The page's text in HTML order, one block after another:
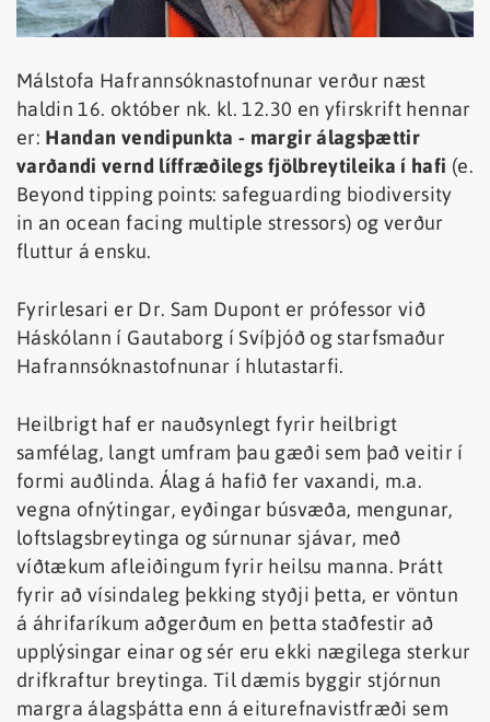
Málstofa Hafrannsóknastofnunar verður næst
haldin 16. október nk. kl. 12.30 en yfirskrift hennar
er: Handan vendipunkta - margir álagsþættir
varðandi vernd líffræðilegs fjölbreytileika í hafi (e.
Beyond tipping points: safeguarding biodiversity
in an ocean facing multiple stressors) og verður
fluttur á ensku.
Fyrirlesari er Dr. Sam Dupont er prófessor við
Háskólann í Gautaborg í Svíþjóð og starfsmaður
Hafrannsóknastofnunar í hlutastarfi.
Heilbrigt haf er nauðsynlegt fyrir heilbrigt
samfélag, langt umfram þau gæði sem það veitir í
formi auðlinda. Álag á hafið fer vaxandi, m.a.
vegna ofnýtingar, eyðingar búsvæða, mengunar,
loftslagsbreytinga og súrnunar sjávar, með
víðtækum afleiðingum fyrir heilsu manna. Þrátt
fyrir að vísindaleg þekking styðji þetta, er vöntun
á áhrifaríkum aðgerðum en þetta staðfestir að
upplýsingar einar og sér eru ekki nægilega sterkur
drifkraftur breytinga. Til dæmis byggir stjórnun
margra álagsþátta enn á eiturefnavistfræði sem